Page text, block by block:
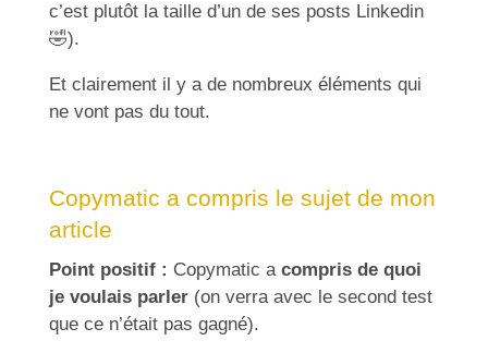
c’est plutôt la taille d’un de ses posts Linkedin
🤣).
Et clairement il y a de nombreux éléments qui
ne vont pas du tout.
Copymatic a compris le sujet de mon
article
Point positif : Copymatic a compris de quoi
je voulais parler(on verra avec le second test
que ce n’était pas gagné).